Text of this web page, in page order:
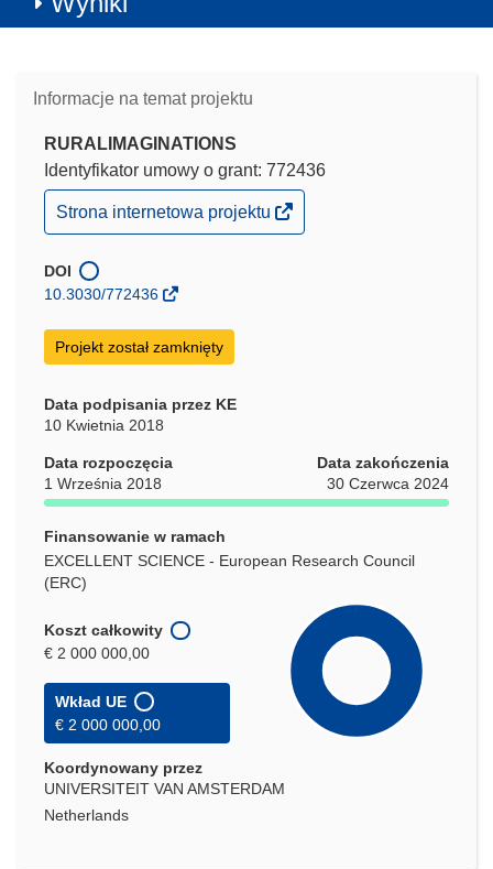
Informacje na temat projektu
RURALIMAGINATIONS
Identyfikator umowy o grant: 772436
(odnośnik
otworzy
w
nowym
Strona internetowa projektu
DOI
10.3030/772436
Projekt został zamknięty
Data podpisania przez KE
10 Kwietnia 2018
Data rozpoczęcia
1 Września 2018
Data zakończenia
30 Czerwca 2024
Finansowanie w ramach
EXCELLENT SCIENCE - European Research Council
(ERC)
Koszt całkowity
€ 2 000 000,00
Wkład UE
€ 2 000 000,00
Koordynowany przez
UNIVERSITEIT VAN AMSTERDAM
Netherlands